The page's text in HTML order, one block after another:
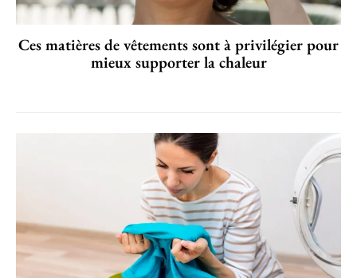
Ces matières de vêtements sont à privilégier pour
mieux supporter la chaleur